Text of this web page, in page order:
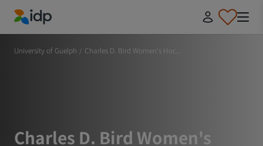
IDP Education
University of Guelph / Charles D. Bird Women's Hoc...
Charles D. Bird Women's